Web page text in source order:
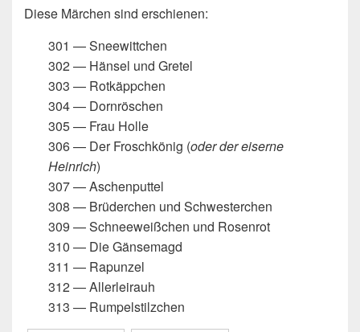
Diese Märchen sind erschienen:
301 — Sneewittchen
302 — Hänsel und Gretel
303 — Rotkäppchen
304 — Dornröschen
305 — Frau Holle
306 — Der Froschkönig (oder der eiserne
Heinrich)
307 — Aschenputtel
308 — Brüderchen und Schwesterchen
309 — Schneeweißchen und Rosenrot
310 — Die Gänsemagd
311 — Rapunzel
312 — Allerleirauh
313 — Rumpelstilzchen